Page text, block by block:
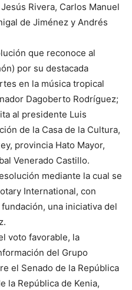
Rivera, Carlos Manuel
de Jiménez y Andrés
que reconoce al
por su destacada
en la música tropical
Dagoberto Rodríguez;
al presidente Luis
de la Casa de la Cultura,
provincia Hato Mayor,
Venerado Castillo.
mediante la cual se
International, con
una iniciativa del
voto favorable, la
del Grupo
el Senado de la República
la República de Kenia,